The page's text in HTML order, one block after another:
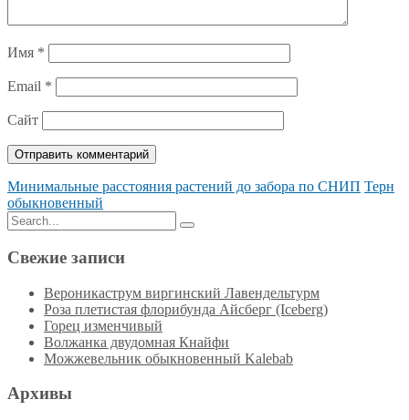
Имя *
Email *
Сайт
Минимальные расстояния растений до забора по СНИП Терн
обыкновенный
Search
for:
Search
Свежие записи
Вероникаструм виргинский Лавендельтурм
Роза плетистая флорибунда Айсберг (Iceberg)
Горец изменчивый
Волжанка двудомная Кнайфи
Можжевельник обыкновенный Kalebab
Архивы